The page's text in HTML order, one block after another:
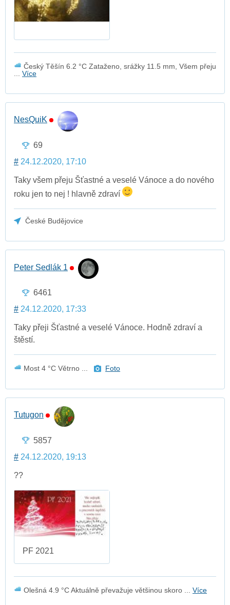
Český Těšín 6.2 °C Zataženo, srážky 11.5 mm, Všem přeju
Více
NesQuiK
69
# 24.12.2020, 17:10
Taky všem přeju Šťastné a veselé Vánoce a do nového
roku jen to nej ! hlavně zdraví
České Budějovice
Peter Sedlák 1
6461
# 24.12.2020, 17:33
Taky přeji Šťastné a veselé Vánoce. Hodně zdraví a
štěstí.
Most 4 °C Větrno ... Foto
Tutugon
5857
# 24.12.2020, 19:13
??
PF 2021
Olešná 4.9 °C Aktuálně převažuje většinou skoro ... Více